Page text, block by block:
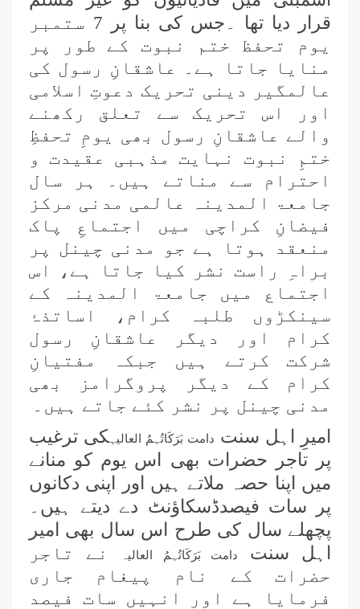
قرار دیا تھا ۔جس کی بنا پر 7 ستمبر
یوم تحفظ ختم نبوت کے طور پر
منایا جاتا ہے۔ عاشقانِ رسول کی
عالمگیر دینی تحریک دعوتِ اسلامی
اور اس تحریک سے تعلق رکھنے
والے عاشقانِ رسول
بھی یومِ تحفظِ
ختمِ نبوت نہایت مذہبی عقیدت و
احترام سے مناتے
ہیں۔ ہر سال
جامعۃ المدینہ
عالمی مدنی مرکز
فیضانِ کراچی میں اجتماعِ پاک
منعقد ہوتا ہے جو مدنی چینل پر
براہِ راست
نشر کیا جاتا ہے، اس
اجتماع میں جامعۃ المدینہ کے
سینکڑوں طلبہ کرام، اساتذۂ
کرام
اور دیگر عاشقانِ رسول
شرکت کرتے
ہیں جبکہ
مفتیانِ
کرام
کے دیگر پروگرامز بھی
مدنی چینل پر نشر کئے جاتے ہیں۔
امیرِ اہل سنت دامت بَرَکَاتُہمُ العالیہکی ترغیب
پر تاجر حضرات بھی اس یوم کو منانے
میں اپنا حصہ ملاتے ہیں اور اپنی دکانوں
پر سات فیصدڈسکاؤنٹ دے دیتے ہیں۔
پچھلے سال کی طرح اس سال بھی امیر
اہل سنت
دامت بَرَکَاتُہمُ العالیہ
نے تاجر
حضرات کے نام پیغام جاری
فرمایا ہے اور انہیں سات فیصد